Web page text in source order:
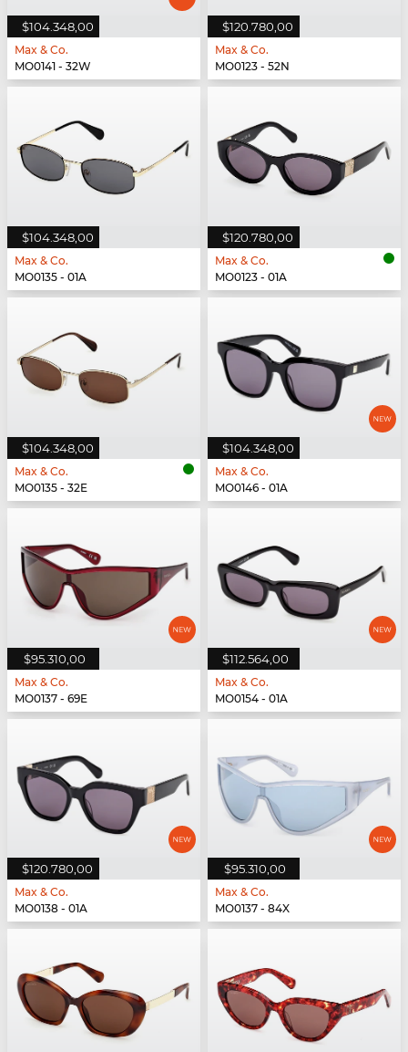
$104.348,00
Max & Co.
MO0141 - 32W
$120.780,00
Max & Co.
MO0123 - 52N
$104.348,00
Max & Co.
MO0135 - 01A
$120.780,00
Max & Co.
MO0123 - 01A
$104.348,00
Max & Co.
MO0135 - 32E
$104.348,00
Max & Co.
MO0146 - 01A
$95.310,00
Max & Co.
MO0137 - 69E
$112.564,00
Max & Co.
MO0154 - 01A
$120.780,00
Max & Co.
MO0138 - 01A
$95.310,00
Max & Co.
MO0137 - 84X